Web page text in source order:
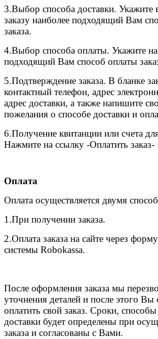
3.Выбор способа доставки. Укажите
заказу наиболее подходящий Вам
заказа.
4.Выбор способа оплаты. Укажите
подходящий Вам способ оплаты
5.Подтверждение заказа. В бланке
контактный телефон, адрес
адрес доставки, а также напишите
пожелания о способе доставки и
6.Получение квитанции или счета
Нажмите на ссылку -Оплатить заказ-
Оплата
Оплата осуществляется двумя
1.При получении заказа.
2.Оплата заказа на сайте через
системы Robokassa.
После оформления заказа мы
уточнения деталей и после этого Вы
оплатить свой заказ. Сроки,
доставки будет определены при
заказа и согласованы с Вами.